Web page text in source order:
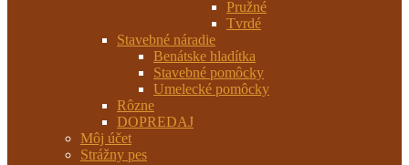
Pružné
Tvrdé
Stavebné náradie
Benátske hladítka
Stavebné pomôcky
Umelecké pomôcky
Rôzne
DOPREDAJ
Môj účet
Strážny pes